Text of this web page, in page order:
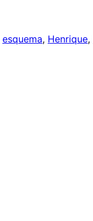
esquema, Henrique,